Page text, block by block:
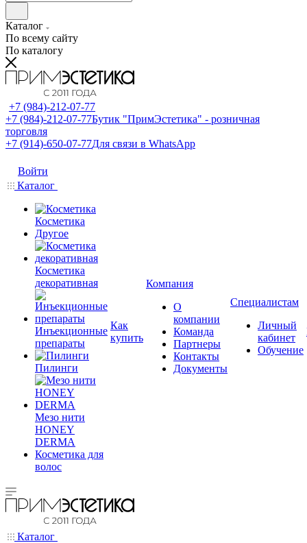
Каталог
По всему сайту
По каталогу
+7 (984)-212-07-77
+7 (984)-212-07-77Бутик "ПримЭстетика" - розничная
торговля
+7 (914)-650-07-77Для связи в WhatsApp
Войти
Каталог
Косметика
Другое
Косметика
декоративная
Инъекционные
препараты
Пилинги
Мезо нити
HONEY
DERMA
Косметика для
волос
Как
купить
Компания
О
компании
Команда
Партнеры
Контакты
Документы
Специалистам
Личный
кабинет
Обучение
Каталог